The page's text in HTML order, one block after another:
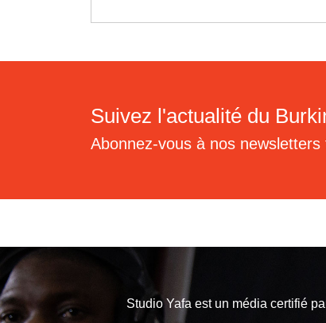
Suivez l'actualité du
Abonnez-vous à nos newsletters
Studio Yafa est un média certifié